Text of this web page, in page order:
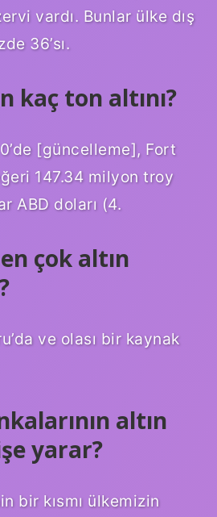
vardı. Bunlar ülke dış
36’sı.
kaç ton altını?
[güncelleme], Fort
147.34 milyon troy
ABD doları (4.
çok altın
ve olası bir kaynak
altın
yarar?
bir kısmı ülkemizin